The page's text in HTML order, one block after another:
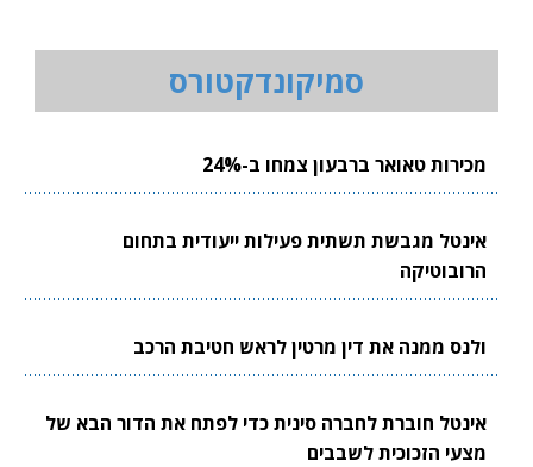
סמיקונדקטורס
מכירות טאואר ברבעון צמחו ב-24%
אינטל מגבשת תשתית פעילות ייעודית בתחום
הרובוטיקה
ולנס ממנה את דין מרטין לראש חטיבת הרכב
אינטל חוברת לחברה סינית כדי לפתח את הדור הבא של
מצעי הזכוכית לשבבים